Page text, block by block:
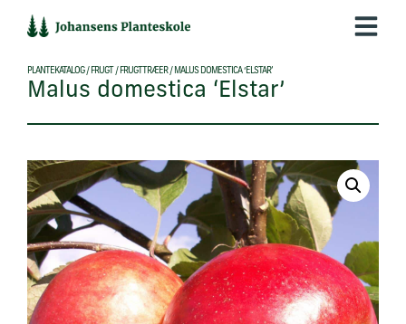
indholdet
PLANTEKATALOG/ FRUGT / FRUGTTRÆER/ MALUS DOMESTICA ‘ELSTAR’
Malus domestica ‘Elstar’